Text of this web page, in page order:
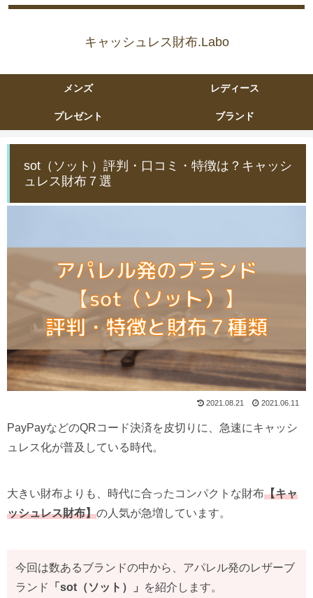
キャッシュレス財布.Labo
メンズ レディース
プレゼント ブランド
sot（ソット）評判・口コミ・特徴は？キャッシ
ュレス財布７選
2021.08.21 2021.06.11
PayPayなどのQRコード決済を皮切りに、急速にキャッシ
ュレス化が普及している時代。
大きい財布よりも、時代に合ったコンパクトな財布【キャ
ッシュレス財布】の人気が急増しています。
今回は数あるブランドの中から、アパレル発のレザーブ
ランド
「sot（ソット）」 を紹介します。